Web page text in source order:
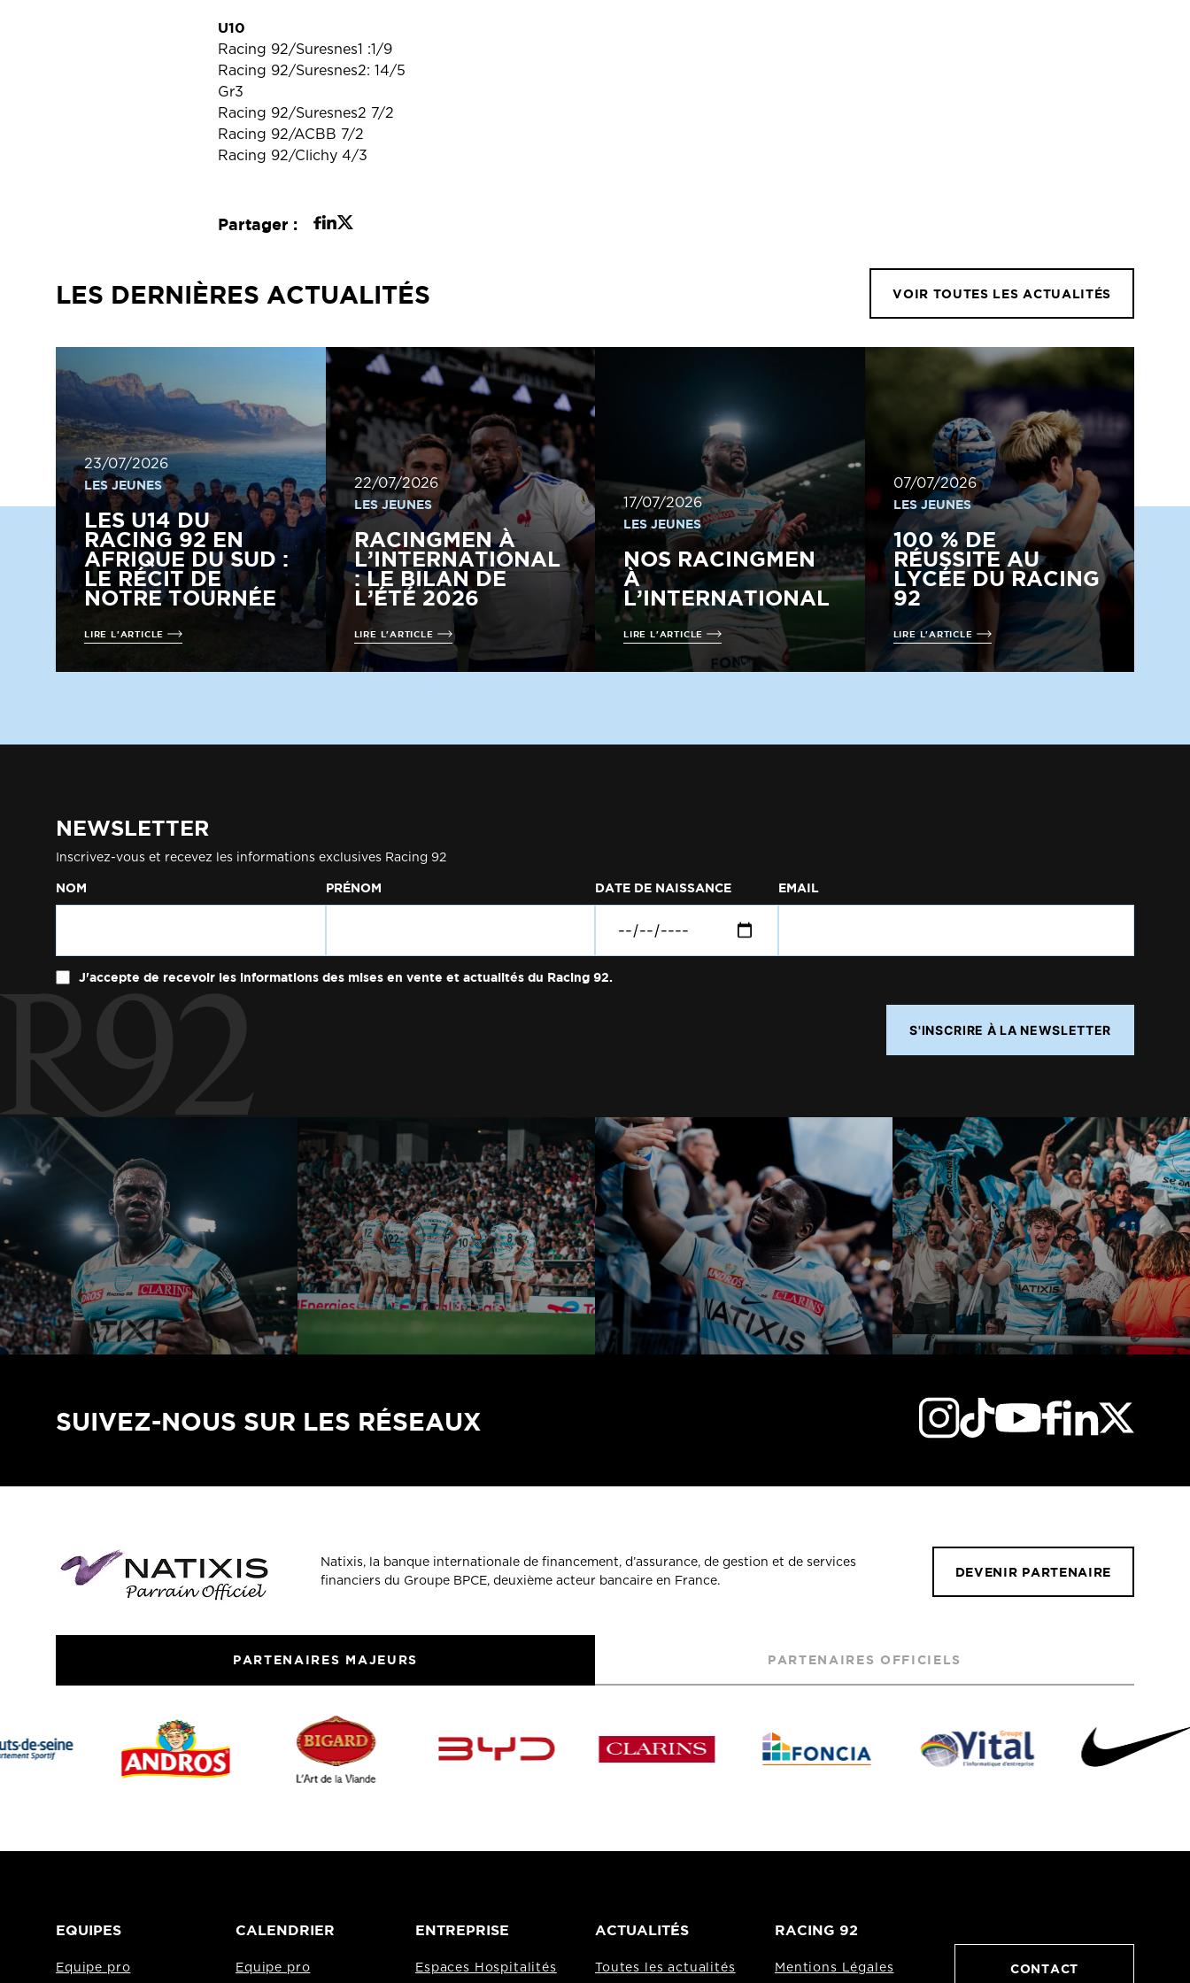
U10
Racing 92/Suresnes1 :1/9
Racing 92/Suresnes2: 14/5
Gr3
Racing 92/Suresnes2 7/2
Racing 92/ACBB 7/2
Racing 92/Clichy 4/3
Partager :
LES DERNIÈRES ACTUALITÉS VOIR TOUTES LES ACTUALITÉS
23/07/2026
LES JEUNES
LES U14 DU
RACING 92 EN
AFRIQUE DU SUD :
LE RÉCIT DE
NOTRE TOURNÉE
LIRE L'ARTICLE
22/07/2026
LES JEUNES
RACINGMEN À
L’INTERNATIONAL
: LE BILAN DE
L’ÉTÉ 2026
LIRE L'ARTICLE
17/07/2026
LES JEUNES
NOS RACINGMEN
À
L’INTERNATIONAL
LIRE L'ARTICLE
07/07/2026
LES JEUNES
100 % DE
RÉUSSITE AU
LYCÉE DU RACING
92
LIRE L'ARTICLE
NEWSLETTER
Inscrivez-vous et recevez les informations exclusives Racing 92
NOM PRÉNOM DATE DE NAISSANCE EMAIL
J'accepte de recevoir les informations des mises en vente et actualités du Racing 92.
S'INSCRIRE À LA NEWSLETTER
SUIVEZ-NOUS SUR LES RÉSEAUX
Natixis, la banque internationale de financement, d’assurance, de gestion et de services
financiers du Groupe BPCE, deuxième acteur bancaire en France.
DEVENIR PARTENAIRE
PARTENAIRES MAJEURS PARTENAIRES OFFICIELS
EQUIPES
Equipe pro
CALENDRIER
Equipe pro
ENTREPRISE
Espaces Hospitalités
ACTUALITÉS
Toutes les actualités
RACING 92
Mentions Légales CONTACT